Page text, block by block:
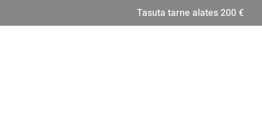
Tasuta tarne alates 200 €